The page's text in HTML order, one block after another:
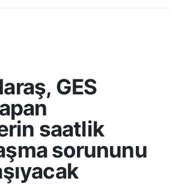
GES
saatlik
sorununu